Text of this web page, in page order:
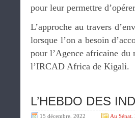
pour leur permettre
L’approche au travers
lorsque l’on a besoin
pour l’Agence africaine
l’IRCAD Africa de Kigali.
L’HEBDO DES
15 décembre, 2022 Au Sénat